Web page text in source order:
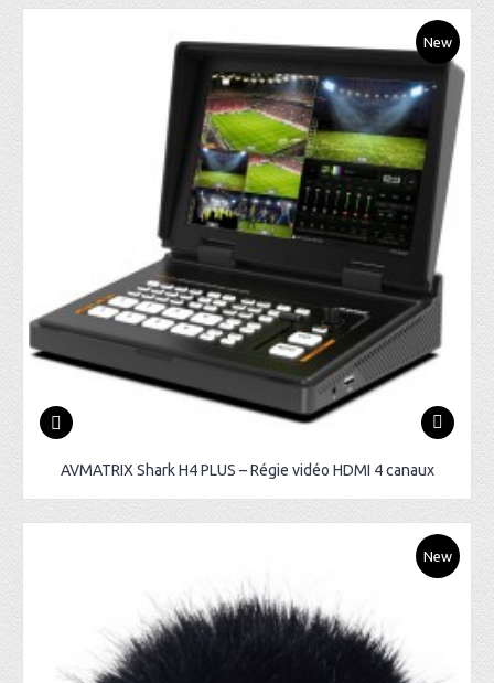
New
AVMATRIX Shark H4 PLUS – Régie vidéo HDMI 4 canaux
New